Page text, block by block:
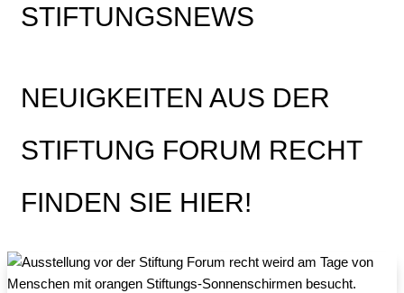
STIFTUNGSNEWS
NEUIGKEITEN AUS DER
STIFTUNG FORUM RECHT
FINDEN SIE HIER!